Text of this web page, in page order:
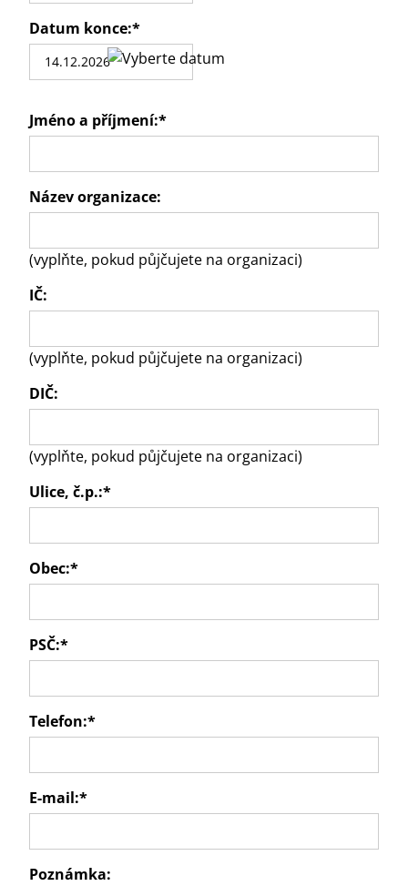
Datum konce:*
Jméno a příjmení:*
Název organizace:
(vyplňte, pokud půjčujete na organizaci)
IČ:
(vyplňte, pokud půjčujete na organizaci)
DIČ:
(vyplňte, pokud půjčujete na organizaci)
Ulice, č.p.:*
Obec:*
PSČ:*
Telefon:*
E-mail:*
Poznámka: